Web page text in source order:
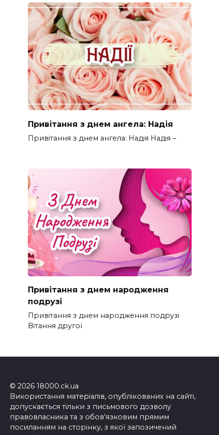
Привітання з днем ангела: Надія
Привітання з днем ангела: Надія Надія –
Привітання з днем народження
подрузі
Привітання з днем народження подрузі
Вітання другої
© 2026 18000.ck.ua
Використання матеріалів, опублікованих на сайті,
допускається тільки з письмового дозволу
правовласника та з обов'язковим прямим
посиланням на сторінку, з якої запозичений